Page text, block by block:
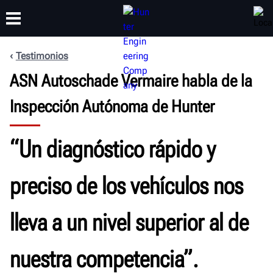
PRODUCTOS SOPORTE
CAPACITACIÓN
ACERCA DE
Testimonios
ASN Autoschade Vermaire habla de la
Inspección Autónoma de Hunter
“Un diagnóstico rápido y
preciso de los vehículos nos
lleva a un nivel superior al de
nuestra competencia”.